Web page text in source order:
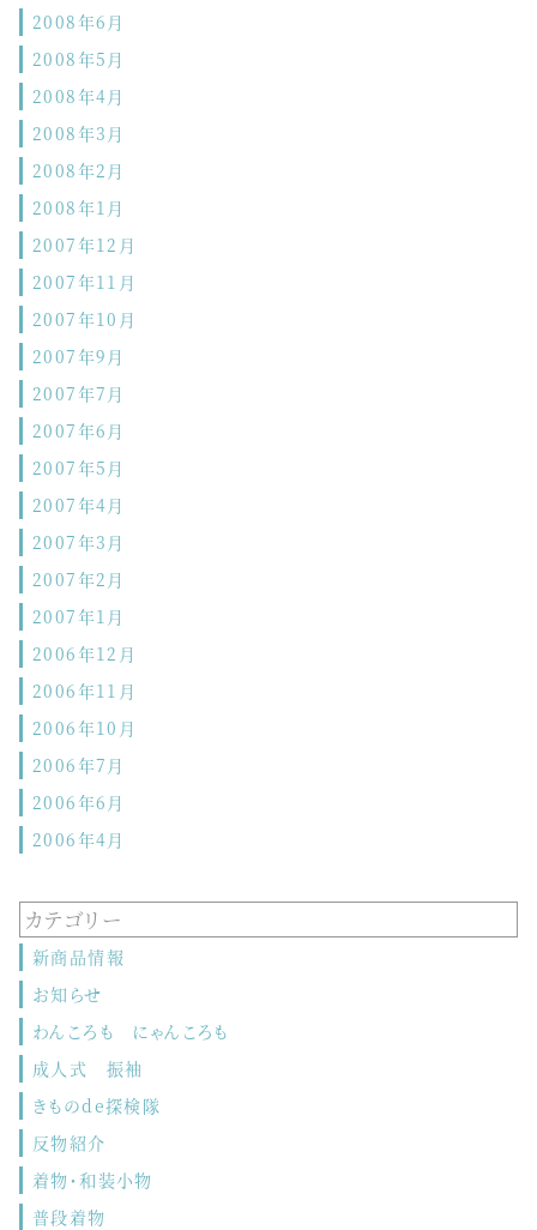
2008年6月
2008年5月
2008年4月
2008年3月
2008年2月
2008年1月
2007年12月
2007年11月
2007年10月
2007年9月
2007年7月
2007年6月
2007年5月
2007年4月
2007年3月
2007年2月
2007年1月
2006年12月
2006年11月
2006年10月
2006年7月
2006年6月
2006年4月
カテゴリー
新商品情報
お知らせ
わんころも にゃんころも
成人式 振袖
きものde探検隊
反物紹介
着物・和装小物
普段着物